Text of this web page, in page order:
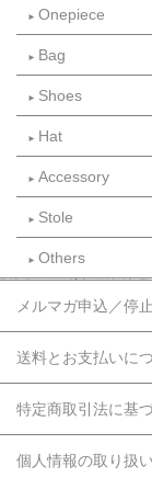
► Onepiece
► Bag
► Shoes
► Hat
► Accessory
► Stole
► Others
メルマガ申込／停止
送料とお支払いに
特定商取引法に基
個人情報の取り扱